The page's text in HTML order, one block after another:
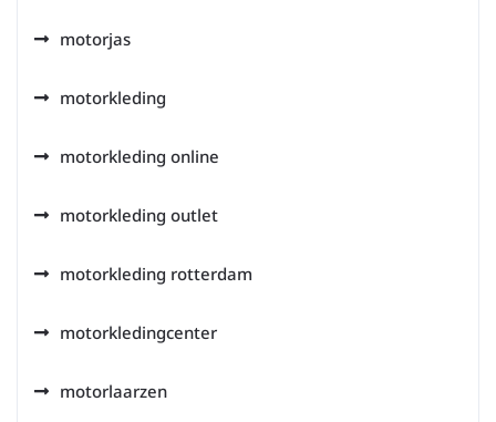
motorjas
motorkleding
motorkleding online
motorkleding outlet
motorkleding rotterdam
motorkledingcenter
motorlaarzen